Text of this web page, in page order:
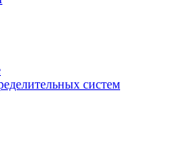
систем